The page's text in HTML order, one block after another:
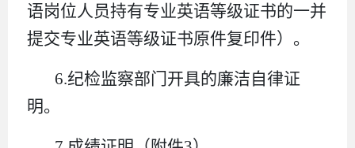
语岗位人员持有专业英语等级证书的一并
提交专业英语等级证书原件复印件）。
6.纪检监察部门开具的廉洁自律证
明。